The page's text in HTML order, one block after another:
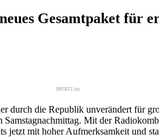
Gesamtpaket für
SPORT1.fm
die Republik unverändert für
Mit der
mit hoher Aufmerksamkeit und